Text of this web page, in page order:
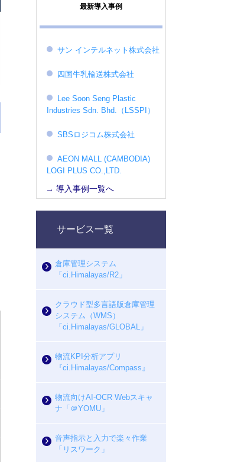
最新導入事例
サン インテルネット株式会社
四国牛乳輸送株式会社
Lee Soon Seng Plastic
Industries Sdn. Bhd.（LSSPI）
SBSロジコム株式会社
AEON MALL (CAMBODIA)
LOGI PLUS CO.,LTD.
→ 導入事例一覧へ
サービス一覧
倉庫管理システム
「ci.Himalayas/R2」
クラウド型多言語版倉庫管理
システム（WMS）
「ci.Himalayas/GLOBAL」
物流KPI分析アプリ
『ci.Himalayas/Compass』
物流向けAI-OCR Webスキャ
ナ「＠YOMU」
音声指示と入力で楽々作業
「リスワーク」